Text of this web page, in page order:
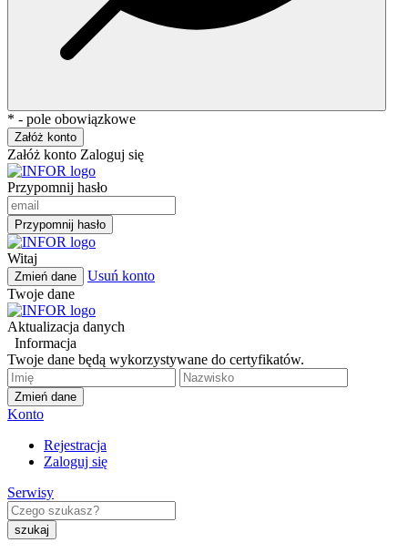
* - pole obowiązkowe
Załóż konto
Załóż konto Zaloguj się
Przypomnij hasło
Przypomnij hasło
Witaj
Zmień dane
Usuń konto
Twoje dane
Aktualizacja danych
Informacja
Twoje dane będą wykorzystywane do certyfikatów.
Zmień dane
Konto
Rejestracja
Zaloguj się
Serwisy